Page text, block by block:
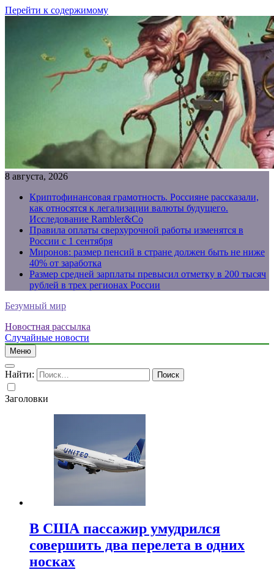
Перейти к содержимому
8 августа, 2026
Криптофинансовая грамотность. Россияне рассказали,
как относятся к легализации валюты будущего.
Исследование Rambler&Co
Правила оплаты сверхурочной работы изменятся в
России с 1 сентября
Миронов: размер пенсий в стране должен быть не ниже
40% от заработка
Размер средней зарплаты превысил отметку в 200 тысяч
рублей в трех регионах России
Безумный мир
Новостная рассылка
Случайные новости
Меню
Найти:
Заголовки
В США пассажир умудрился
совершить два перелета в одних
носках